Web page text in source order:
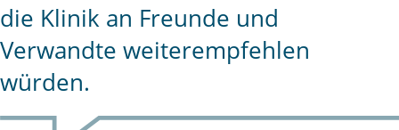
die Klinik an Freunde und
Verwandte weiterempfehlen
würden.